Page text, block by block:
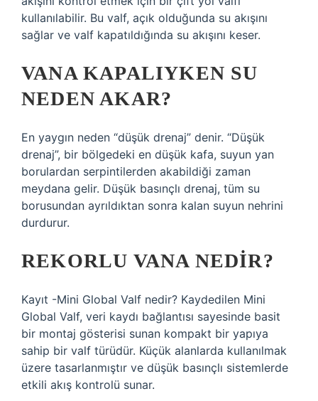
kullanılabilir. Bu valf, açık olduğunda su akışını
sağlar ve valf kapatıldığında su akışını keser.
VANA KAPALIYKEN SU
NEDEN AKAR?
En yaygın neden “düşük drenaj” denir. “Düşük
drenaj”, bir bölgedeki en düşük kafa, suyun yan
borulardan serpintilerden akabildiği zaman
meydana gelir. Düşük basınçlı drenaj, tüm su
borusundan ayrıldıktan sonra kalan suyun nehrini
durdurur.
REKORLU VANA NEDIR?
Kayıt -Mini Global Valf nedir? Kaydedilen Mini
Global Valf, veri kaydı bağlantısı sayesinde basit
bir montaj gösterisi sunan kompakt bir yapıya
sahip bir valf türüdür. Küçük alanlarda kullanılmak
üzere tasarlanmıştır ve düşük basınçlı sistemlerde
etkili akış kontrolü sunar.